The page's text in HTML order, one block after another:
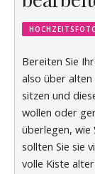
Bereiten Sie
also über
sitzen und
wollen oder
überlegen, wie
sollten Sie sie
volle Kiste